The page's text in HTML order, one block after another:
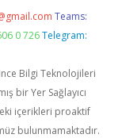
Teams:
0 726 Telegram:
Bilgi Teknolojileri
bir Yer Sağlayıcı
içerikleri proaktif
bulunmamaktadır.